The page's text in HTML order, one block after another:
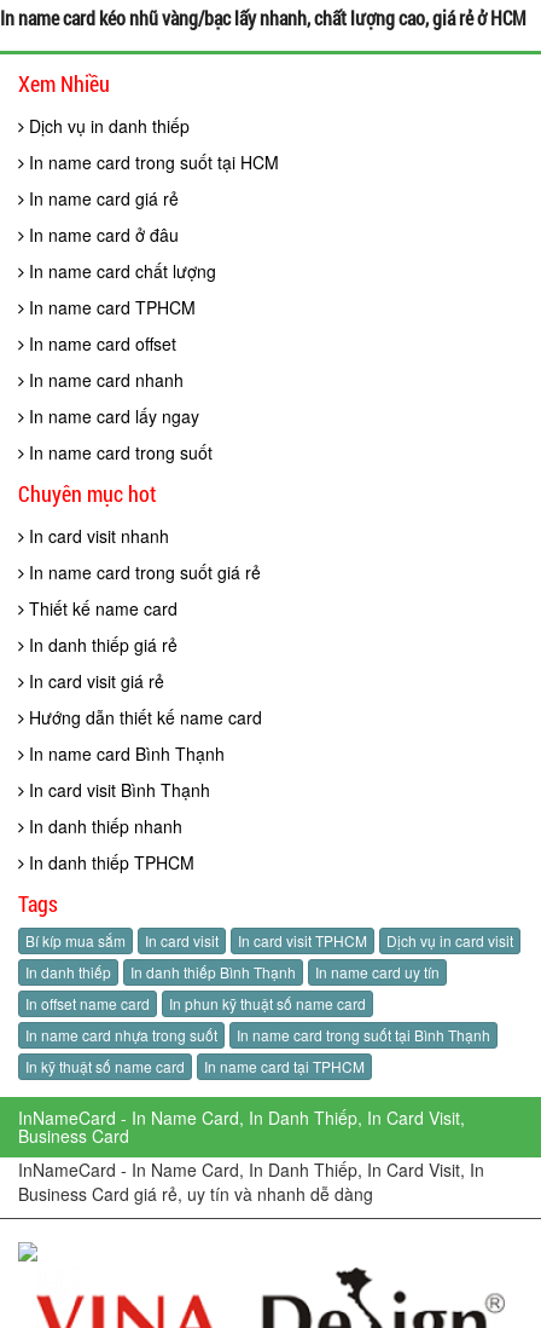
In name card kéo nhũ vàng/bạc lấy nhanh, chất lượng cao, giá rẻ ở HCM
Xem Nhiều
Dịch vụ in danh thiếp
In name card trong suốt tại HCM
In name card giá rẻ
In name card ở đâu
In name card chất lượng
In name card TPHCM
In name card offset
In name card nhanh
In name card lấy ngay
In name card trong suốt
Chuyên mục hot
In card visit nhanh
In name card trong suốt giá rẻ
Thiết kế name card
In danh thiếp giá rẻ
In card visit giá rẻ
Hướng dẫn thiết kế name card
In name card Bình Thạnh
In card visit Bình Thạnh
In danh thiếp nhanh
In danh thiếp TPHCM
Tags
Bí kíp mua sắm In card visit In card visit TPHCM
Dịch vụ in card visit
In danh thiếp
In danh thiếp Bình Thạnh
In name card uy tín
In offset name card
In phun kỹ thuật số name card
In name card nhựa trong suốt
In name card trong suốt tại Bình Thạnh
In kỹ thuật số name card
In name card tại TPHCM
InNameCard - In Name Card, In Danh Thiếp, In Card Visit,
Business Card
InNameCard - In Name Card, In Danh Thiếp, In Card Visit, In
Business Card giá rẻ, uy tín và nhanh dễ dàng